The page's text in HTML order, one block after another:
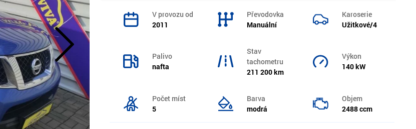
V provozu od
2011
Převodovka
Manuální
Karoserie
Užitkové/4
Palivo
nafta
Stav
tachometru
211 200 km
Výkon
140 kW
Počet míst
5
Barva
modrá
Objem
2488 ccm